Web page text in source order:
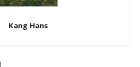
Kang Hans